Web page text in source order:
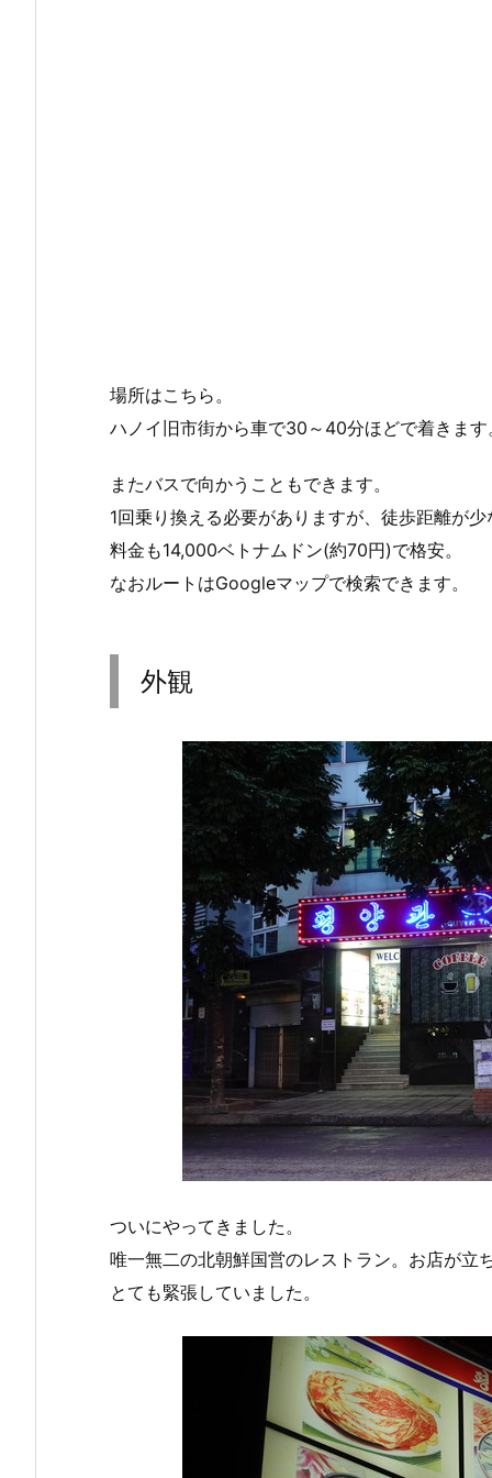
場所はこちら。
ハノイ旧市街から車で30～40分ほどで着きます
またバスで向かうこともできます。
1回乗り換える必要がありますが、徒歩距離が
料金も14,000ベトナムドン(約70円)で格安。
なおルートはGoogleマップで検索できます。
外観
ついにやってきました。
唯一無二の北朝鮮国営のレストラン。お店が立
とても緊張していました。